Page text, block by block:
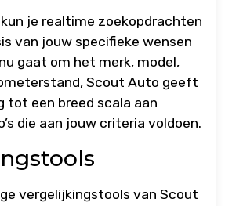
je realtime zoekopdrachten
van jouw specifieke wensen
gaat om het merk, model,
Scout Auto geeft
tot een breed scala aan
die aan jouw criteria voldoen.
vergelijkingstools van Scout